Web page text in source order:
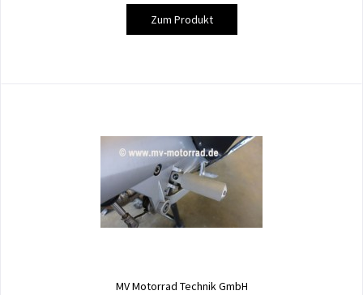
Zum Produkt
MV Motorrad Technik GmbH